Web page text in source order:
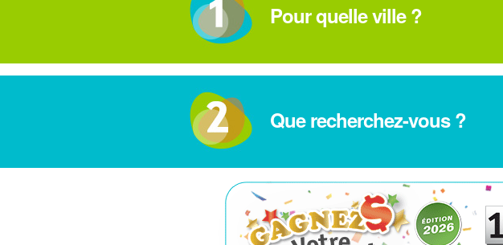
Pour quelle ville ?
Que recherchez-vous ?